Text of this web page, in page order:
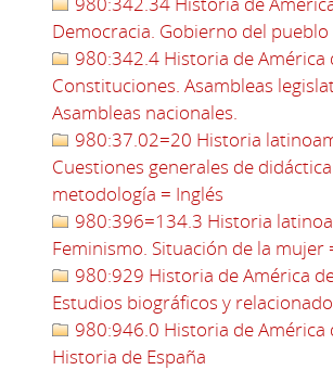
Democracia. Gobierno del pueblo
980:342.4 Historia de América
Constituciones. Asambleas
Asambleas nacionales.
980:37.02=20 Historia
Cuestiones generales de
metodología = Inglés
980:396=134.3 Historia
Feminismo. Situación de la mujer
980:929 Historia de América
Estudios biográficos y
980:946.0 Historia de América
Historia de España